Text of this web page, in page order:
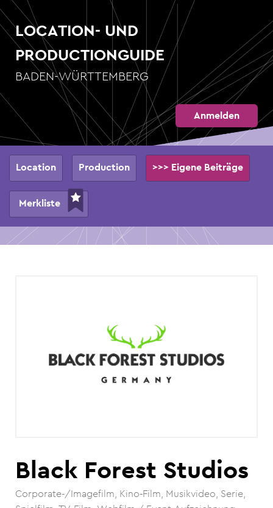
Direkt
zum
Inhalt
LOCATION- UND
PRODUCTIONGUIDE
BADEN-WÜRTTEMBERG
Anmelden
Hauptnavigation
Location Production >>> Eigene Beiträge
Merkliste
Black Forest Studios
Corporate-/Imagefilm Kino-Film Musikvideo Serie